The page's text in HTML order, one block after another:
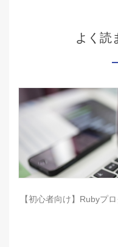
よく読
【初心者向け】Rubyプ